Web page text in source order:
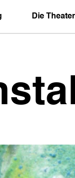
Die Theater